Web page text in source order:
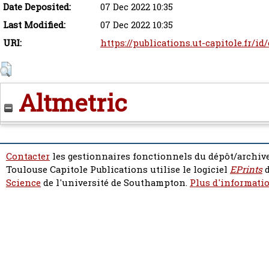
Date Deposited:
07 Dec 2022 10:35
Last Modified:
07 Dec 2022 10:35
URI:
https://publications.ut-capitole.fr/
Altmetric
Contacter les gestionnaires fonctionnels du dépôt/
Toulouse Capitole Publications utilise le logiciel EPrints
Sciencede l'université de Southampton. Plus